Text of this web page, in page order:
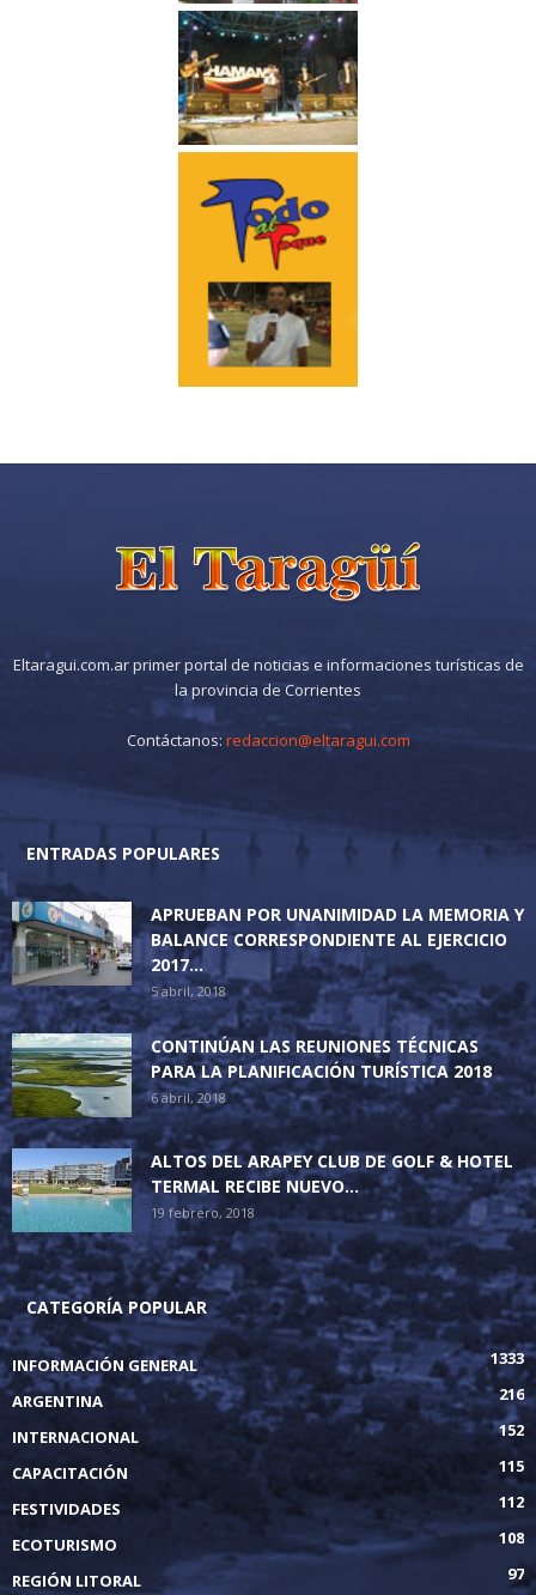
Eltaragui.com.ar primer portal de noticias e informaciones turísticas de
la provincia de Corrientes
Contáctanos: redaccion@eltaragui.com
ENTRADAS POPULARES
APRUEBAN POR UNANIMIDAD LA MEMORIA Y
BALANCE CORRESPONDIENTE AL EJERCICIO
2017...
5 abril, 2018
CONTINÚAN LAS REUNIONES TÉCNICAS
PARA LA PLANIFICACIÓN TURÍSTICA 2018
6 abril, 2018
ALTOS DEL ARAPEY CLUB DE GOLF & HOTEL
TERMAL RECIBE NUEVO...
19 febrero, 2018
CATEGORÍA POPULAR
INFORMACIÓN GENERAL
1333
ARGENTINA
216
INTERNACIONAL
152
CAPACITACIÓN
115
FESTIVIDADES
112
ECOTURISMO
108
REGIÓN LITORAL
97